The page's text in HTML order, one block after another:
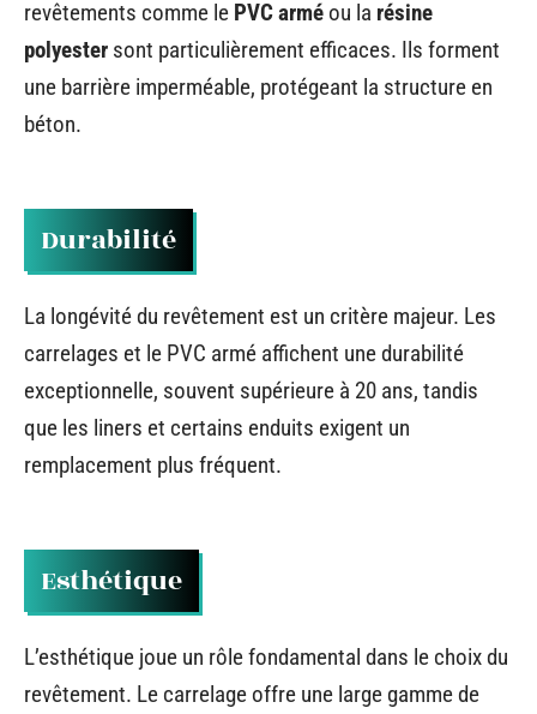
revêtements comme le PVC armé ou la résine
polyester sont particulièrement efficaces. Ils forment
une barrière imperméable, protégeant la structure en
béton.
Durabilité
La longévité du revêtement est un critère majeur. Les
carrelages et le PVC armé affichent une durabilité
exceptionnelle, souvent supérieure à 20 ans, tandis
que les liners et certains enduits exigent un
remplacement plus fréquent.
Esthétique
L’esthétique joue un rôle fondamental dans le choix du
revêtement. Le carrelage offre une large gamme de